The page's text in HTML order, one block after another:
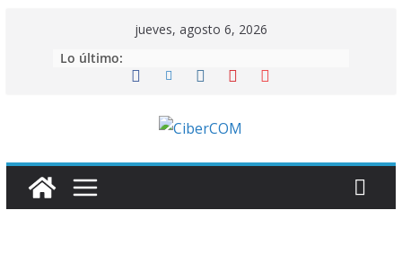
jueves, agosto 6, 2026
Lo último: